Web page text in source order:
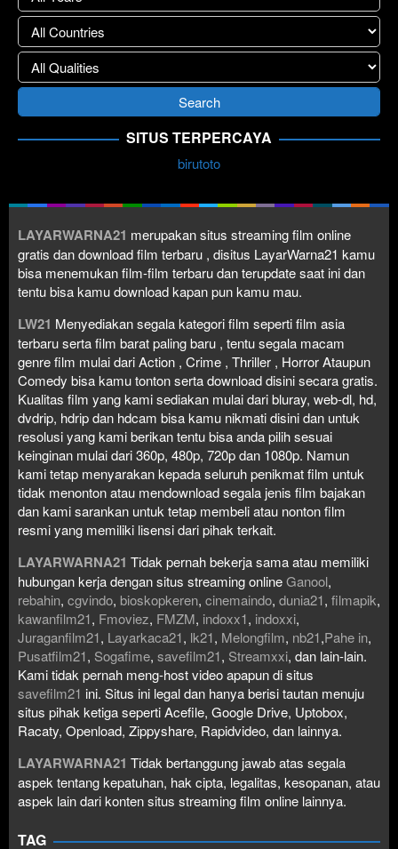
SITUS TERPERCAYA
birutoto
LAYARWARNA21 merupakan situs streaming film online
gratis dan download film terbaru , disitus LayarWarna21 kamu
bisa menemukan film-film terbaru dan terupdate saat ini dan
tentu bisa kamu download kapan pun kamu mau.
LW21 Menyediakan segala kategori film seperti film asia
terbaru serta film barat paling baru , tentu segala macam
genre film mulai dari Action , Crime , Thriller , Horror Ataupun
Comedy bisa kamu tonton serta download disini secara gratis.
Kualitas film yang kami sediakan mulai dari bluray, web-dl, hd,
dvdrip, hdrip dan hdcam bisa kamu nikmati disini dan untuk
resolusi yang kami berikan tentu bisa anda pilih sesuai
keinginan mulai dari 360p, 480p, 720p dan 1080p. Namun
kami tetap menyarakan kepada seluruh penikmat film untuk
tidak menonton atau mendownload segala jenis film bajakan
dan kami sarankan untuk tetap membeli atau nonton film
resmi yang memiliki lisensi dari pihak terkait.
LAYARWARNA21 Tidak pernah bekerja sama atau memiliki
hubungan kerja dengan situs streaming onlineGanool,
rebahin, cgvindo, bioskopkeren, cinemaindo, dunia21, filmapik,
kawanfilm21, Fmoviez, FMZM, indoxx1, indoxxi,
Juraganfilm21, Layarkaca21, lk21, Melongfilm, nb21,Pahe in,
Pusatfilm21, Sogafime, savefilm21, Streamxxi, dan lain-lain.
Kami tidak pernah meng-host video apapun di situs
savefilm21 ini. Situs ini legal dan hanya berisi tautan menuju
situs pihak ketiga seperti Acefile, Google Drive, Uptobox,
Racaty, Openload, Zippyshare, Rapidvideo, dan lainnya.
LAYARWARNA21 Tidak bertanggung jawab atas segala
aspek tentang kepatuhan, hak cipta, legalitas, kesopanan, atau
aspek lain dari konten situs streaming film online lainnya.
TAG